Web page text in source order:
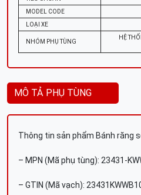
MODEL CODE
LOẠI XE
NHÓM PHỤ TÙNG
HỆ
MÔ TẢ PHỤ TÙNG
Thông tin sản phẩm Bánh răng
– MPN (Mã phụ tùng): 23431-
– GTIN (Mã vạch):